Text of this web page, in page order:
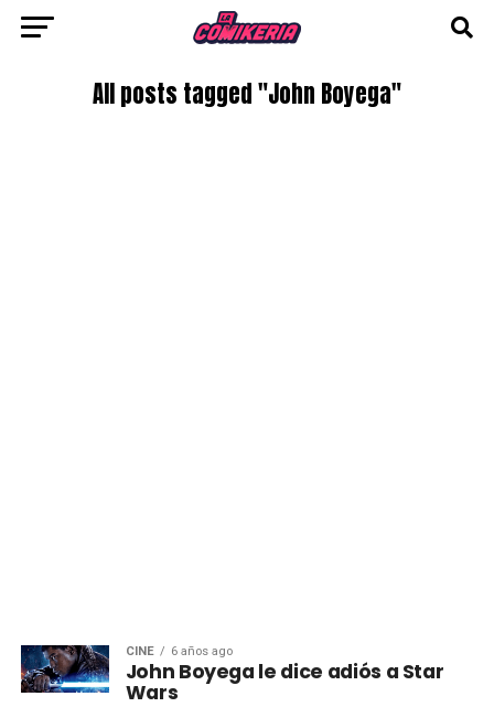
All posts tagged "John Boyega"
CINE 6 años ago
John Boyega le dice adiós a Star
Wars